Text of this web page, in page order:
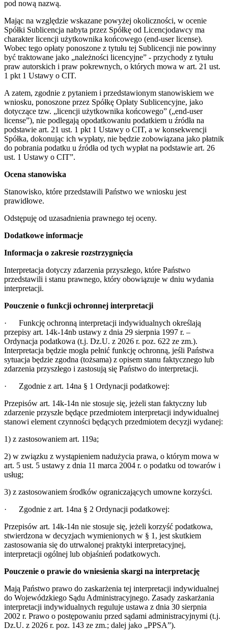
pod nową nazwą.
Mając na względzie wskazane powyżej okoliczności, w ocenie
Spółki Sublicencja nabyta przez Spółkę od Licencjodawcy ma
charakter licencji użytkownika końcowego (end-user license).
Wobec tego opłaty ponoszone z tytułu tej Sublicencji nie powinny
być traktowane jako „należności licencyjne” - przychody z tytułu
praw autorskich i praw pokrewnych, o których mowa w art. 21 ust.
1 pkt 1 Ustawy o CIT.
A zatem, zgodnie z pytaniem i przedstawionym stanowiskiem we
wniosku, ponoszone przez Spółkę Opłaty Sublicencyjne, jako
dotyczące tzw. „licencji użytkownika końcowego” („end-user
license”), nie podlegają opodatkowaniu podatkiem u źródła na
podstawie art. 21 ust. 1 pkt 1 Ustawy o CIT, a w konsekwencji
Spółka, dokonując ich wypłaty, nie będzie zobowiązana jako płatnik
do pobrania podatku u źródła od tych wypłat na podstawie art. 26
ust. 1 Ustawy o CIT”.
Ocena stanowiska
Stanowisko, które przedstawili Państwo we wniosku jest
prawidłowe.
Odstępuję od uzasadnienia prawnego tej oceny.
Dodatkowe informacje
Informacja o zakresie rozstrzygnięcia
Interpretacja dotyczy zdarzenia przyszłego, które Państwo
przedstawili i stanu prawnego, który obowiązuje w dniu wydania
interpretacji.
Pouczenie o funkcji ochronnej interpretacji
·
Funkcję ochronną interpretacji indywidualnych określają
przepisy art. 14k-14nb ustawy z dnia 29 sierpnia 1997 r. –
Ordynacja podatkowa (t.j. Dz.U. z 2026 r. poz. 622 ze zm.).
Interpretacja będzie mogła pełnić funkcję ochronną, jeśli Państwa
sytuacja będzie zgodna (tożsama) z opisem stanu faktycznego lub
zdarzenia przyszłego i zastosują się Państwo do interpretacji.
·
Zgodnie z art. 14na § 1 Ordynacji podatkowej:
Przepisów art. 14k-14n nie stosuje się, jeżeli stan faktyczny lub
zdarzenie przyszłe będące przedmiotem interpretacji indywidualnej
stanowi element czynności będących przedmiotem decyzji wydanej:
1) z zastosowaniem art. 119a;
2) w związku z wystąpieniem nadużycia prawa, o którym mowa w
art. 5 ust. 5 ustawy z dnia 11 marca 2004 r. o podatku od towarów i
usług;
3) z zastosowaniem środków ograniczających umowne korzyści.
·
Zgodnie z art. 14na § 2 Ordynacji podatkowej:
Przepisów art. 14k-14n nie stosuje się, jeżeli korzyść podatkowa,
stwierdzona w decyzjach wymienionych w § 1, jest skutkiem
zastosowania się do utrwalonej praktyki interpretacyjnej,
interpretacji ogólnej lub objaśnień podatkowych.
Pouczenie o prawie do wniesienia skargi na interpretację
Mają Państwo prawo do zaskarżenia tej interpretacji indywidualnej
do Wojewódzkiego Sądu Administracyjnego. Zasady zaskarżania
interpretacji indywidualnych reguluje ustawa z dnia 30 sierpnia
2002 r. Prawo o postępowaniu przed sądami administracyjnymi (t.j.
Dz.U. z 2026 r. poz. 143 ze zm.; dalej jako „PPSA”).